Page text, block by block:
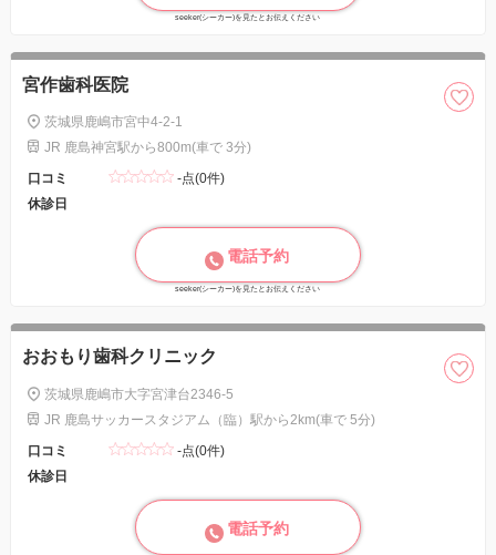
seeker(シーカー)を見たとお伝えください
宮作歯科医院
茨城県鹿嶋市宮中4-2-1
JR 鹿島神宮駅から800m(車で 3分)
口コミ
-点(0件)
休診日
電話予約
seeker(シーカー)を見たとお伝えください
おおもり歯科クリニック
茨城県鹿嶋市大字宮津台2346-5
JR 鹿島サッカースタジアム（臨）駅から2km(車で 5分)
口コミ
-点(0件)
休診日
電話予約